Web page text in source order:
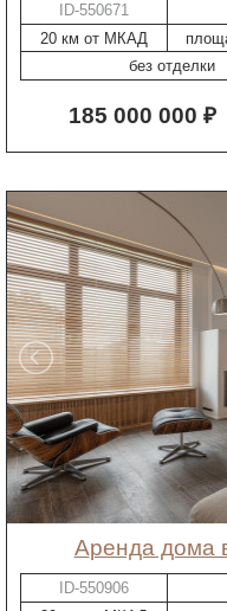
ID-550671
20 км от МКАД
без отделки
185 000 000 ₽
Аренда
ID-550906